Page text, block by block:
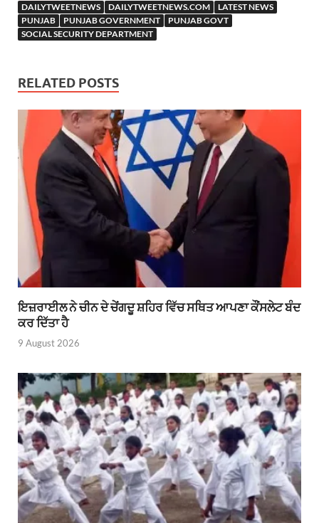
DAILYTWEETNEWS
DAILYTWEETNEWS.COM
LATEST NEWS
PUNJAB
PUNJAB GOVERNMENT
PUNJAB GOVT
SOCIAL SECURITY DEPARTMENT
RELATED POSTS
ਇਜ਼ਰਾਈਲ ਨੇ ਚੀਨ ਦੇ ਚੇਂਗਦੂ ਸ਼ਹਿਰ ਵਿੱਚ ਸਥਿਤ ਆਪਣਾ ਕੌਂਸਲੇਟ ਬੰਦ
ਕਰ ਦਿੱਤਾ ਹੈ
9 August 2026